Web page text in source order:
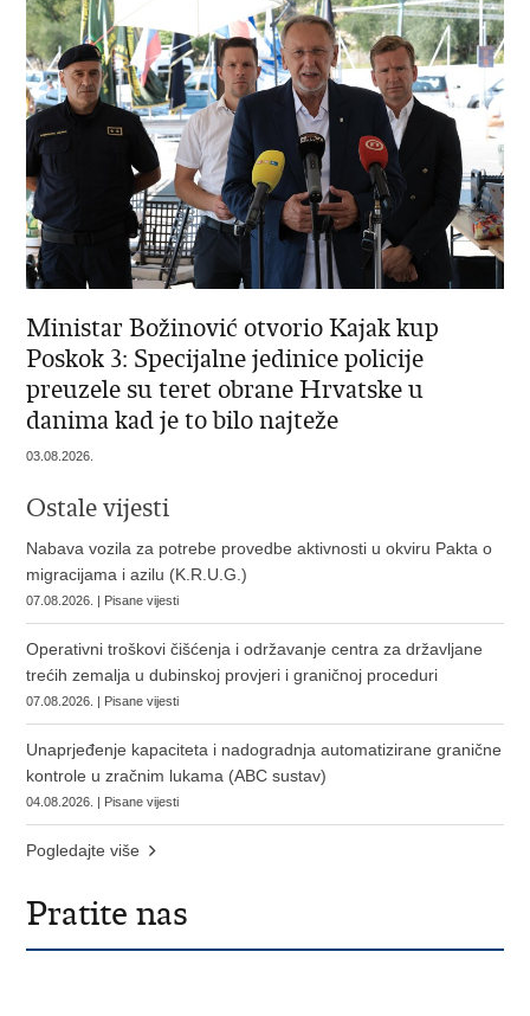
Ministar Božinović otvorio Kajak kup
Poskok 3: Specijalne jedinice policije
preuzele su teret obrane Hrvatske u
danima kad je to bilo najteže
03.08.2026.
Ostale vijesti
Nabava vozila za potrebe provedbe aktivnosti u okviru Pakta o
migracijama i azilu (K.R.U.G.)
07.08.2026. | Pisane vijesti
Operativni troškovi čišćenja i održavanje centra za državljane
trećih zemalja u dubinskoj provjeri i graničnoj proceduri
07.08.2026. | Pisane vijesti
Unaprjeđenje kapaciteta i nadogradnja automatizirane granične
kontrole u zračnim lukama (ABC sustav)
04.08.2026. | Pisane vijesti
Pogledajte više
Pratite nas